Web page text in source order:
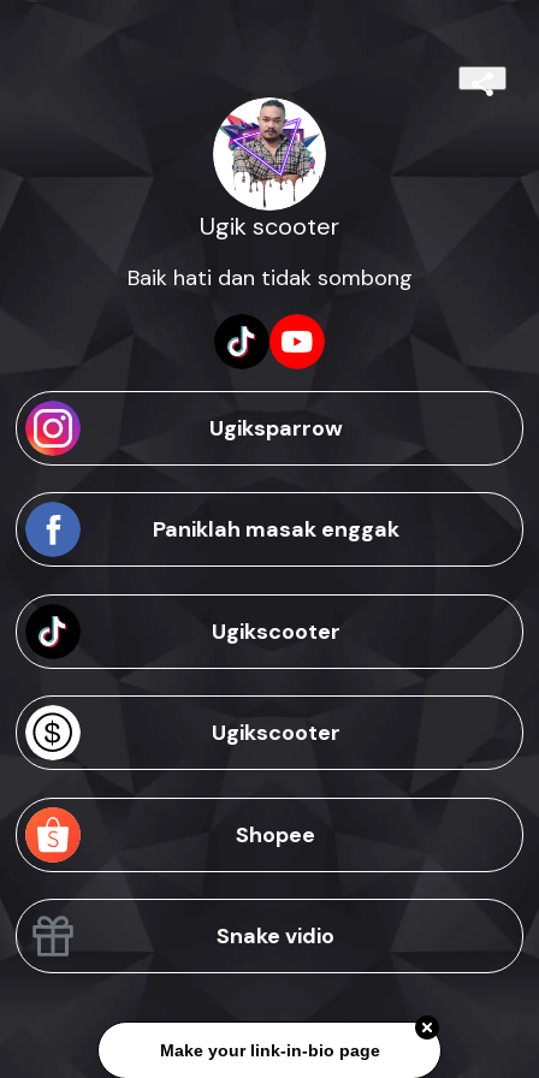
Ugik scooter
Baik hati dan tidak sombong
Ugiksparrow
Paniklah masak enggak
Ugikscooter
Ugikscooter
Shopee
Snake vidio
Make your link-in-bio page